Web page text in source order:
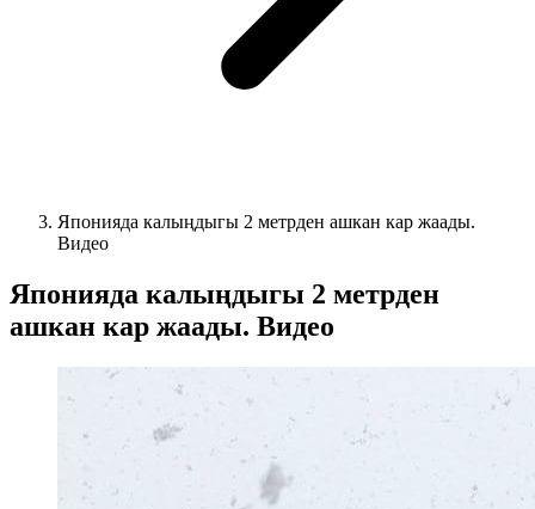
Японияда калыңдыгы 2 метрден ашкан кар жаады.
Видео
Японияда калыңдыгы 2 метрден
ашкан кар жаады. Видео